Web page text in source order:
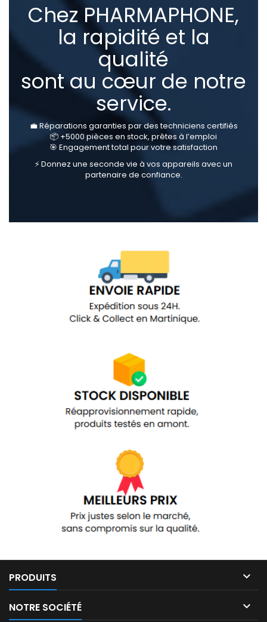
Chez PHARMAPHONE,
la rapidité et la
qualité
sont au cœur de notre
service.
💼 Réparations garanties par des techniciens certifiés
📦 +5000 pièces en stock, prêtes à l’emploi
🎯 Engagement total pour votre satisfaction
⚡ Donnez une seconde vie à vos appareils avec un
partenaire de confiance.
PRODUITS 
NOTRE SOCIÉTÉ 